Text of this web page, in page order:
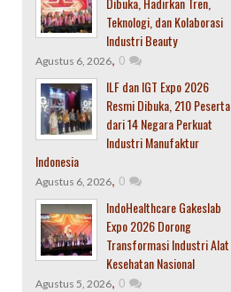
Teknologi, dan Kolaborasi
Industri Beauty
Agustus 6, 2026, 0
ILF dan IGT Expo 2026
Resmi Dibuka, 210 Peserta
dari 14 Negara Perkuat
Industri Manufaktur
Indonesia
Agustus 6, 2026, 0
IndoHealthcare Gakeslab
Expo 2026 Dorong
Transformasi Industri Alat
Kesehatan Nasional
Agustus 5, 2026, 0